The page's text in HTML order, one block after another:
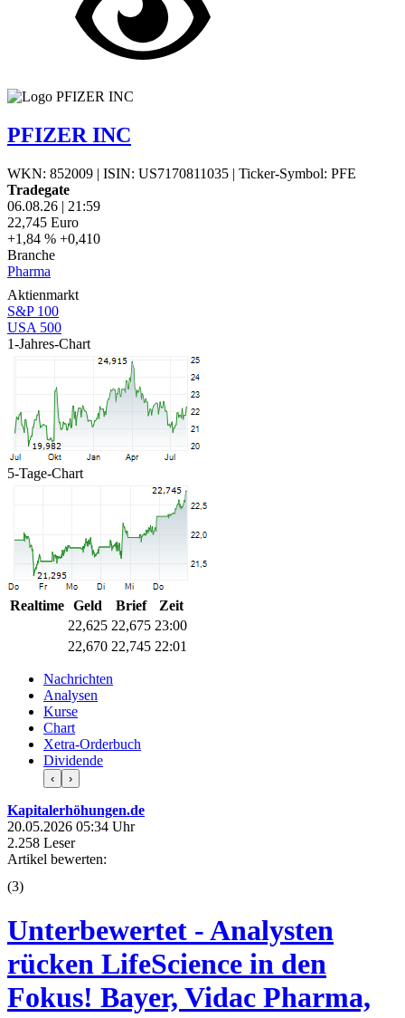
PFIZER INC
WKN: 852009 | ISIN: US7170811035 | Ticker-Symbol: PFE
Tradegate
06.08.26 | 21:59
22,745 Euro
+1,84 % +0,410
Branche
Pharma
Aktienmarkt
S&P 100
USA 500
1-Jahres-Chart
5-Tage-Chart
Realtime Geld Brief
Zeit
22,625 22,675 23:00
22,670 22,745 22:01
Nachrichten
Analysen
Kurse
Chart
Xetra-Orderbuch
Dividende
‹ ›
Kapitalerhöhungen.de
20.05.2026 05:34 Uhr
2.258 Leser
Artikel bewerten:
(3)
Unterbewertet - Analysten
rücken LifeScience in den
Fokus! Bayer, Vidac Pharma,